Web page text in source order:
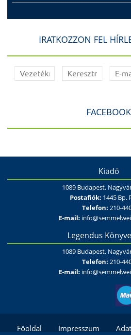
IRATKOZZON FEL
FACEBOOK
Kiadó
1089 Budapest,
Postafiók: 1445 Bp.
Telefon: 210-
E-mail:
Legendus
1089 Budapest,
Telefon: 210-
E-mail:
Főoldal Impresszum